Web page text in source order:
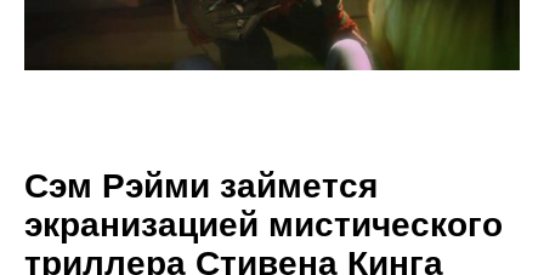
Сэм Рэйми займется
экранизацией мистического
триллера Стивена Кинга